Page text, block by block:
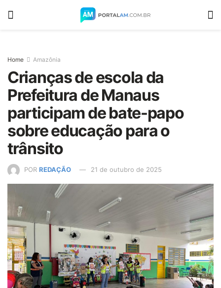
Home Amazônia
Crianças de escola da
Prefeitura de Manaus
participam de bate-papo
sobre educação para o
trânsito
POR REDAÇÃO 21 de outubro de 2025